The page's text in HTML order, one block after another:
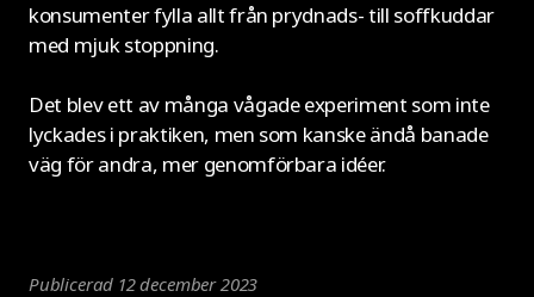
konsumenter fylla allt från prydnads- till soffkuddar
med mjuk stoppning.
Det blev ett av många vågade experiment som inte
lyckades i praktiken, men som kanske ändå banade
väg för andra, mer genomförbara idéer.
Publicerad 12 december 2023